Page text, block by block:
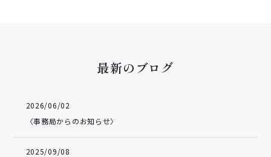
最新のブログ
2026/06/02
〈事務局からのお知らせ〉
2025/09/08